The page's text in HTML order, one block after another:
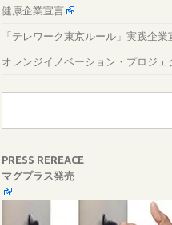
健康企業宣言
「テレワーク東京ルール」実践企業
オレンジイノベーション・プロジェ
PRESS REREACE
マグプラス発売